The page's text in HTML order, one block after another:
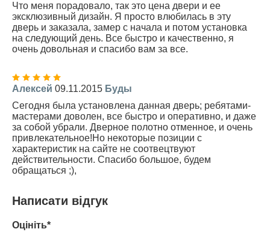
Что меня порадовало, так это цена двери и ее
эксклюзивный дизайн. Я просто влюбилась в эту
дверь и заказала, замер с начала и потом установка
на следующий день. Все быстро и качественно, я
очень довольная и спасибо вам за все.
Алексей 09.11.2015 Буды
Сегодня была установлена данная дверь; ребятами-
мастерами доволен, все быстро и оперативно, и даже
за собой убрали. Дверное полотно отменное, и очень
привлекательное!Но некоторые позиции с
характеристик на сайте не соотвецтвуют
действительности. Спасибо большое, будем
обращаться ;),
Написати відгук
Оцініть*